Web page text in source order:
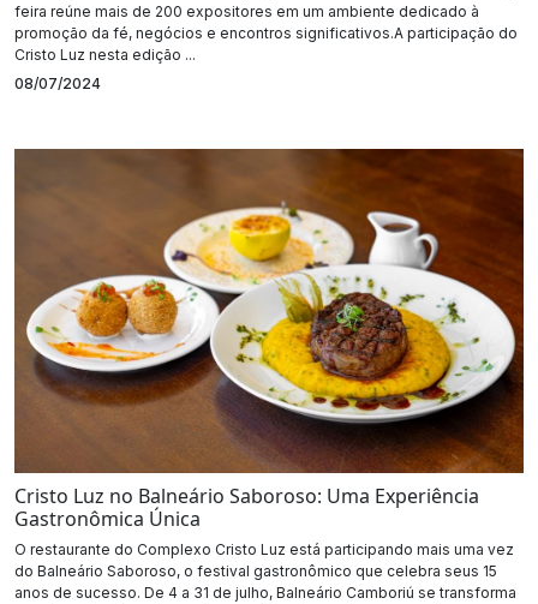
feira reúne mais de 200 expositores em um ambiente dedicado à
promoção da fé, negócios e encontros significativos.A participação do
Cristo Luz nesta edição ...
08/07/2024
Cristo Luz no Balneário Saboroso: Uma Experiência
Gastronômica Única
O restaurante do Complexo Cristo Luz está participando mais uma vez
do Balneário Saboroso, o festival gastronômico que celebra seus 15
anos de sucesso. De 4 a 31 de julho, Balneário Camboriú se transforma